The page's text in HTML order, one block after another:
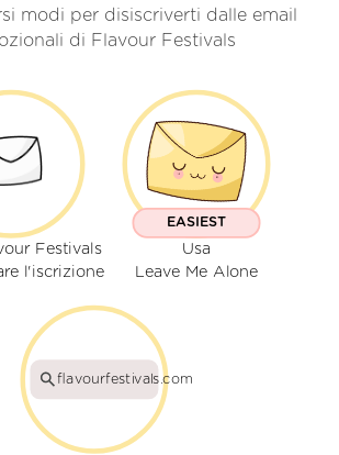
modi per disiscriverti dalle email
di Flavour Festivals
Festivals
l'iscrizione
EASIEST
Usa
Leave Me Alone
flavourfestivals.com